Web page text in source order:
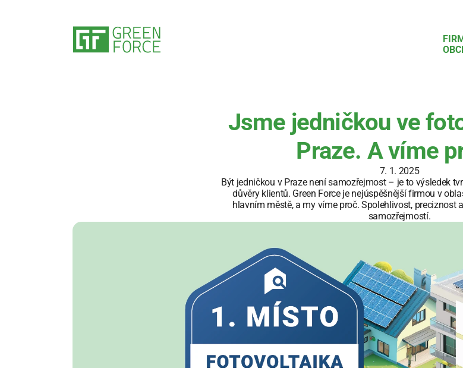
Jsme jedničkou ve
Praze. A víme
7. 1. 2025
Být jedničkou v Praze není samozřejmost – je to výsledek
důvěry klientů. Green Force je nejúspěšnější firmou v
hlavním městě, a my víme proč. Spolehlivost, preciznost
samozřejmostí.